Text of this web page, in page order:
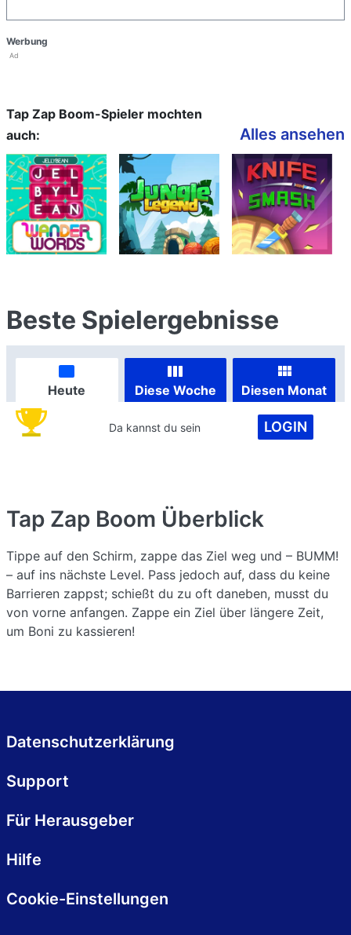
Werbung
Ad
Tap Zap Boom-Spieler mochten
auch:
Alles ansehen
Beste Spielergebnisse
Heute Diese Woche Diesen Monat
Da kannst du sein LOGIN
Tap Zap Boom Überblick
Tippe auf den Schirm, zappe das Ziel weg und – BUMM!
– auf ins nächste Level. Pass jedoch auf, dass du keine
Barrieren zappst; schießt du zu oft daneben, musst du
von vorne anfangen. Zappe ein Ziel über längere Zeit,
um Boni zu kassieren!
Datenschutzerklärung
Support
Für Herausgeber
Hilfe
Cookie-Einstellungen